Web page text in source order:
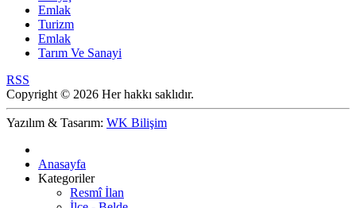
Emlak
Turizm
Emlak
Tarım Ve Sanayi
RSS
Copyright © 2026 Her hakkı saklıdır.
Yazılım & Tasarım: WK Bilişim
Anasayfa
Kategoriler
Resmî İlan